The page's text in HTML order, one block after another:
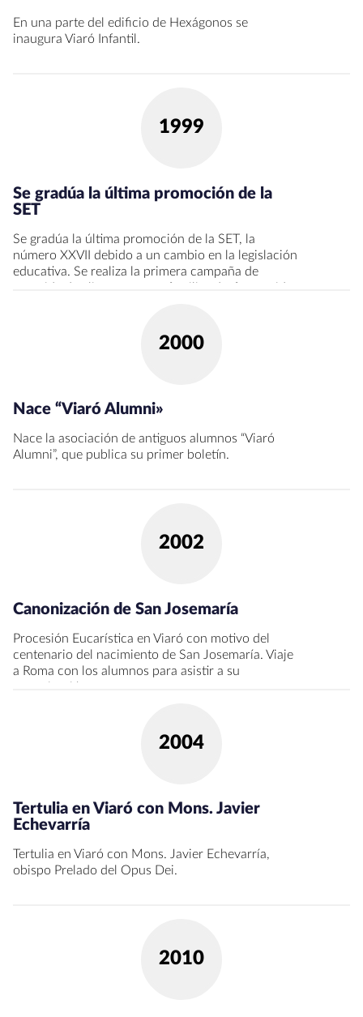
En una parte del edificio de Hexágonos se
inaugura Viaró Infantil.
Se gradúa la última promoción de la
SET
1999
Se gradúa la última promoción de la SET, la
número XXVII debido a un cambio en la legislación
educativa. Se realiza la primera campaña de
recogida de alimentos para familias desfavorecidas
concede el Concierto Educativo a Viaró.
Nace “Viaró Alumni»
2000
Nace la asociación de antiguos alumnos “Viaró
Alumni”, que publica su primer boletín.
Canonización de San Josemaría
2002
Procesión Eucarística en Viaró con motivo del
centenario del nacimiento de San Josemaría. Viaje
a Roma con los alumnos para asistir a su
Tertulia en Viaró con Mons. Javier
Echevarría
2004
Tertulia en Viaró con Mons. Javier Echevarría,
obispo Prelado del Opus Dei.
2010